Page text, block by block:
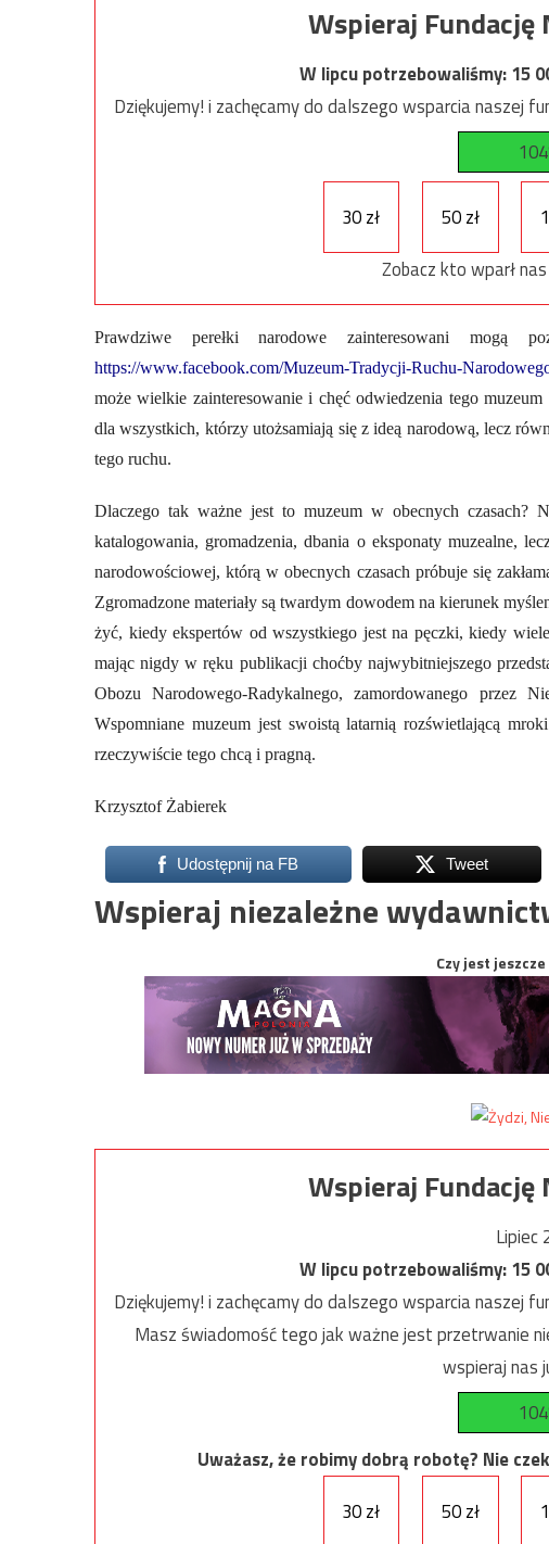
Wspieraj Fundację
W lipcu potrzebowaliśmy:15
Dziękujemy! i zachęcamy do dalszego wsparcia naszej
30 zł 50 zł
Zobacz kto wparł
Prawdziwe perełki narodowe zainteresowani mogą
https://www.facebook.com/Muzeum-Tradycji-Ruchu-
może wielkie zainteresowanie i chęć odwiedzenia tego
dla wszystkich, którzy utożsamiają się z ideą narodową, lecz
tego ruchu.
Dlaczego tak ważne jest to muzeum w obecnych czasach?
katalogowania, gromadzenia, dbania o eksponaty muzealne,
narodowościowej, którą w obecnych czasach próbuje się
Zgromadzone materiały są twardym dowodem na kierunek
żyć, kiedy ekspertów od wszystkiego jest na pęczki, kiedy
mając nigdy w ręku publikacji choćby najwybitniejszego
Obozu Narodowego-Radykalnego, zamordowanego przez
Wspomniane muzeum jest swoistą latarnią rozświetlającą
rzeczywiście tego chcą i pragną.
Krzysztof Żabierek
Udostępnij na FB Tweet
Wspieraj niezależne
Czy jest
Wspieraj Fundację
Lipiec
W lipcu potrzebowaliśmy:15
Dziękujemy! i zachęcamy do dalszego wsparcia naszej
Masz świadomość tego jak ważne jest przetrwanie
wspieraj nas
Uważasz, że robimy dobrą robotę? Nie
30 zł
50 zł